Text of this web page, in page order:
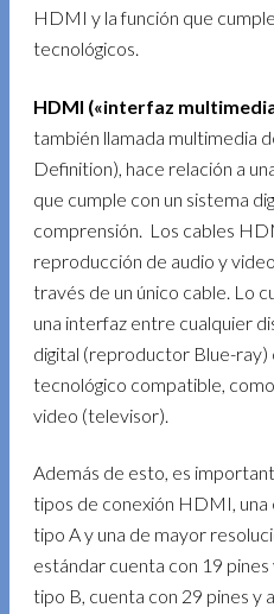
HDMI y la función que
tecnológicos.
HDMI («interfaz
también llamada multimedia
Definition), hace relación a
que cumple con un sistema
comprensión. Los cables
reproducción de audio y
través de un único cable. Lo
una interfaz entre cualquier
digital (reproductor Blue-
tecnológico compatible,
video (televisor).
Además de esto, es
tipos de conexión HDMI,
tipo A y una de mayor
estándar cuenta con 19
tipo B, cuenta con 29 pines y